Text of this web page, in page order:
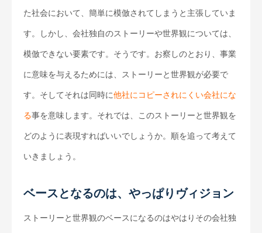
た社会において、簡単に模倣されてしまうと主張していま
す。しかし、会社独自のストーリーや世界観については、
模倣できない要素です。そうです。お察しのとおり、事業
に意味を与えるためには、ストーリーと世界観が必要で
す。そしてそれは同時に他社にコピーされにくい会社にな
る事を意味します。それでは、このストーリーと世界観を
どのように表現すればいいでしょうか。順を追って考えて
いきましょう。
ベースとなるのは、やっぱりヴィジョン
ストーリーと世界観のベースになるのはやはりその会社独